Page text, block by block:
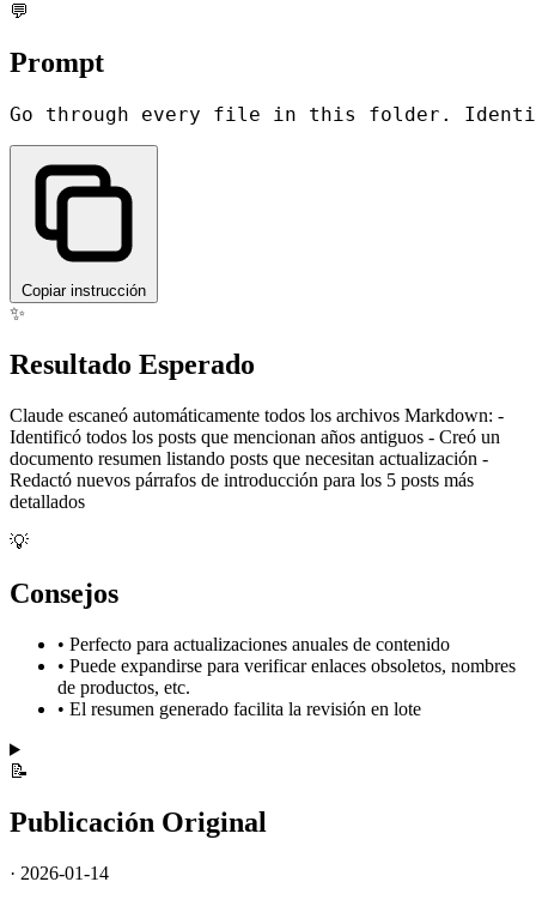
💬
Prompt
Copiar instrucción
✨
Resultado Esperado
Claude escaneó automáticamente todos los archivos Markdown: -
Identificó todos los posts que mencionan años antiguos - Creó un
documento resumen listando posts que necesitan actualización -
Redactó nuevos párrafos de introducción para los 5 posts más
detallados
💡
Consejos
• Perfecto para actualizaciones anuales de contenido
• Puede expandirse para verificar enlaces obsoletos, nombres
de productos, etc.
• El resumen generado facilita la revisión en lote
📝
Publicación Original
· 2026-01-14